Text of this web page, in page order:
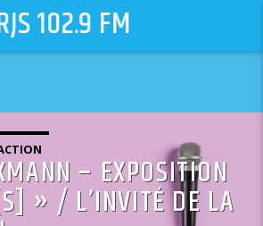
102.9 FM
– EXPOSITION
» / L’INVITÉ DE LA